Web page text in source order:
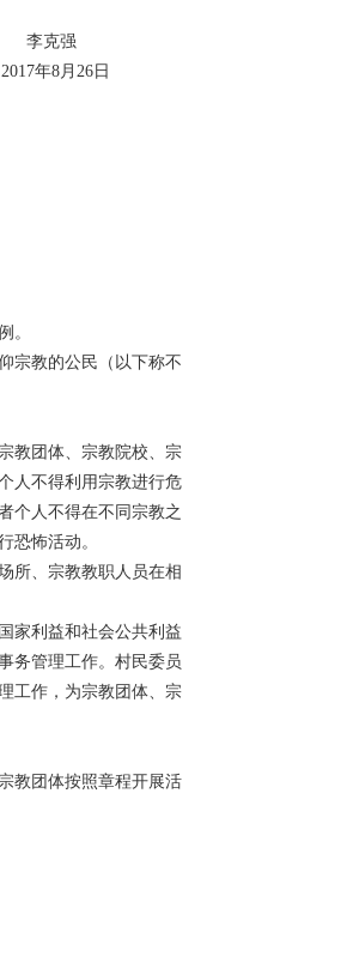
李克强
2017年8月26日
。
宗教的公民（以下称不
教团体、宗教院校、宗
人不得利用宗教进行危
个人不得在不同宗教之
恐怖活动。
所、宗教教职人员在相
家利益和社会公共利益
务管理工作。村民委员
工作，为宗教团体、宗
教团体按照章程开展活